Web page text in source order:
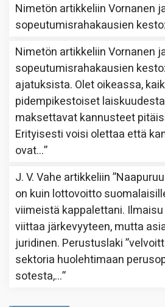
Nimetön artikkeliinVornanen
sopeutumisrahakausien kesto
Nimetön artikkeliinVornanen
sopeutumisrahakausien kesto
ajatuksista. Olet oikeassa,
pidempikestoiset
maksettavat kannusteet
Erityisesti voisi olettaa että
ovat…”
J. V. Vahe artikkeliin
on kuin lottovoitto
viimeistä kappalettani. Ilmaisu
viittaa järkevyyteen, mutta
juridinen. Perustuslaki
sektoria huolehtimaan
sotesta,…”